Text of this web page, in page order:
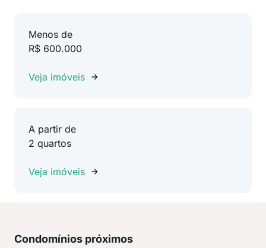
Menos de
R$ 600.000
Veja imóveis
A partir de
2 quartos
Veja imóveis
Condomínios próximos